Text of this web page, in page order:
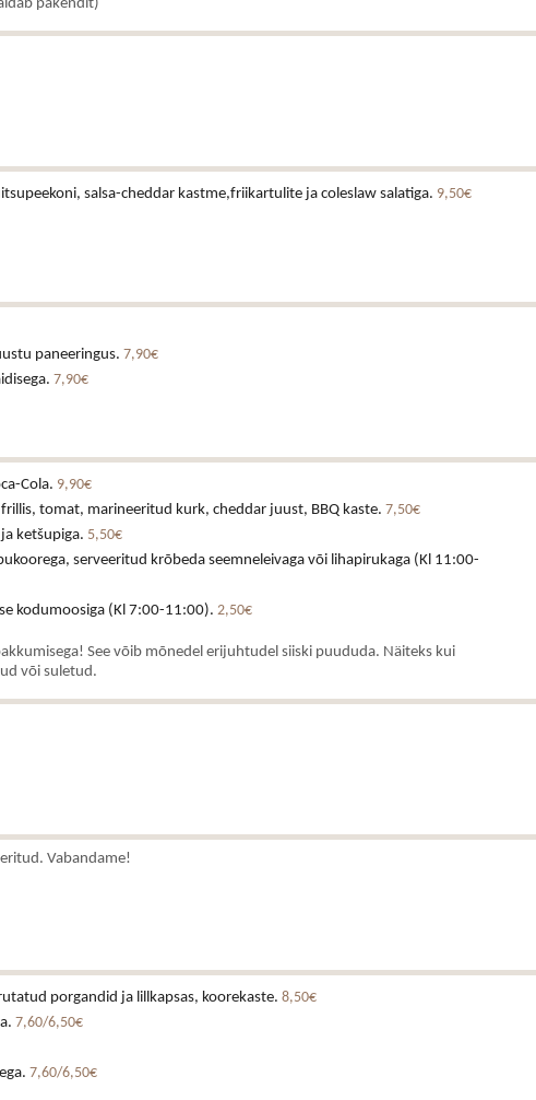
pakendit)
salsa-cheddar kastme,friikartulite ja coleslaw salatiga. 9,50€
paneeringus. 7,90€
7,90€
Cola. 9,90€
frillis, tomat, marineeritud kurk, cheddar juust, BBQ kaste. 7,50€
ketšupiga. 5,50€
serveeritud krõbeda seemneleivaga või lihapirukaga (Kl 11:00-
kodumoosiga (Kl 7:00-11:00). 2,50€
See võib mõnedel erijuhtudel siiski puududa. Näiteks kui
või suletud.
Vabandame!
porgandid ja lillkapsas, koorekaste. 8,50€
7,60/6,50€
7,60/6,50€